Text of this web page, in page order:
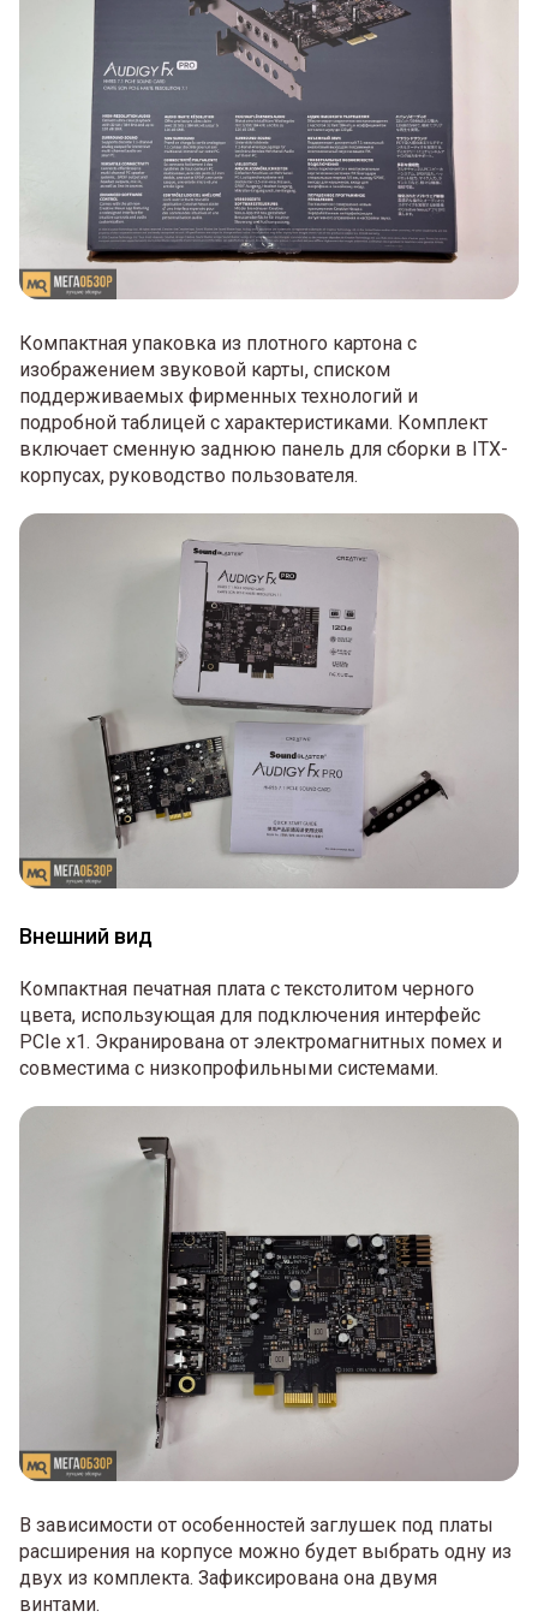
Компактная упаковка из плотного картона с
изображением звуковой карты, списком
поддерживаемых фирменных технологий и
подробной таблицей с характеристиками. Комплект
включает сменную заднюю панель для сборки в ITX-
корпусах, руководство пользователя.
Внешний вид
Компактная печатная плата с текстолитом черного
цвета, использующая для подключения интерфейс
PCIe x1. Экранирована от электромагнитных помех и
совместима с низкопрофильными системами.
В зависимости от особенностей заглушек под платы
расширения на корпусе можно будет выбрать одну из
двух из комплекта. Зафиксирована она двумя
винтами.